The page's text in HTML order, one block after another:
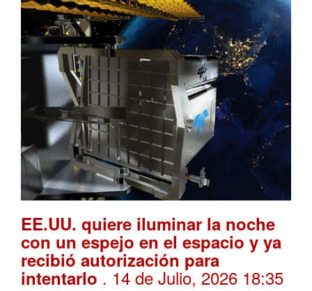
EE.UU. quiere iluminar la noche
con un espejo en el espacio y ya
recibió autorización para
intentarlo . 14 de Julio, 2026 18:35